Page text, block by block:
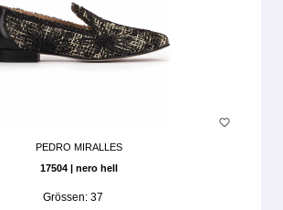
PEDRO MIRALLES
17504 | nero hell
Grössen: 37